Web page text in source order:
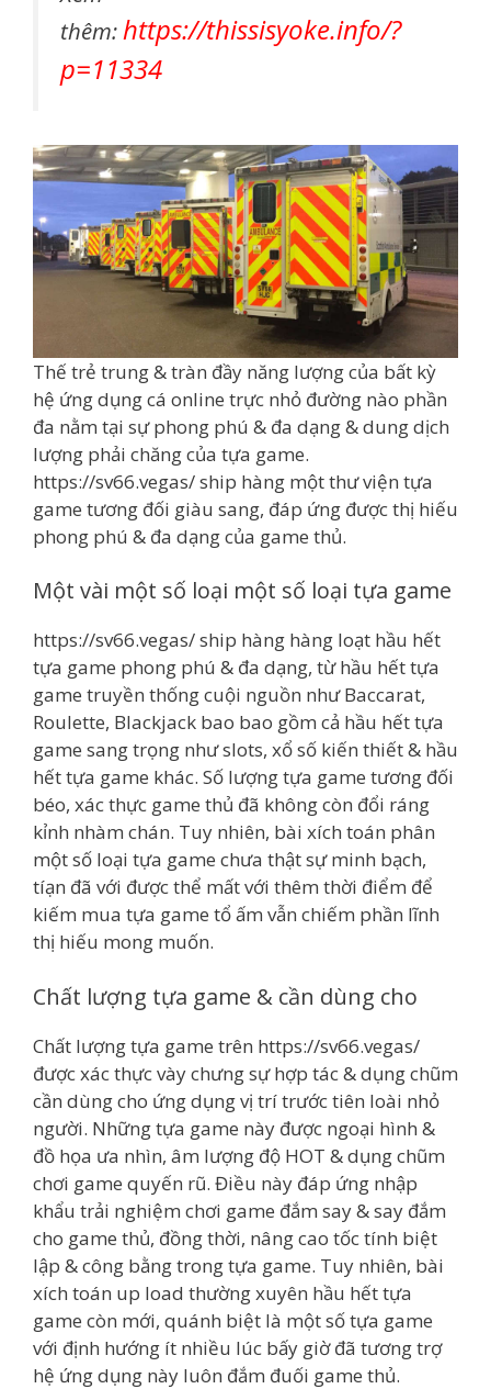
thêm:https://thissisyoke.info/?
p=11334
Thế trẻ trung & tràn đầy năng lượng của bất kỳ
hệ ứng dụng cá online trực nhỏ đường nào phần
đa nằm tại sự phong phú & đa dạng & dung dịch
lượng phải chăng của tựa game.
https://sv66.vegas/ ship hàng một thư viện tựa
game tương đối giàu sang, đáp ứng được thị hiếu
phong phú & đa dạng của game thủ.
Một vài một số loại một số loại tựa game
https://sv66.vegas/ ship hàng hàng loạt hầu hết
tựa game phong phú & đa dạng, từ hầu hết tựa
game truyền thống cuội nguồn như Baccarat,
Roulette, Blackjack bao bao gồm cả hầu hết tựa
game sang trọng như slots, xổ số kiến thiết & hầu
hết tựa game khác. Số lượng tựa game tương đối
béo, xác thực game thủ đã không còn đổi ráng
kỉnh nhàm chán. Tuy nhiên, bài xích toán phân
một số loại tựa game chưa thật sự minh bạch,
tíạn đã với được thể mất với thêm thời điểm để
kiếm mua tựa game tổ ấm vẫn chiếm phần lĩnh
thị hiếu mong muốn.
Chất lượng tựa game & cần dùng cho
Chất lượng tựa game trên https://sv66.vegas/
được xác thực vày chưng sự hợp tác & dụng chũm
cần dùng cho ứng dụng vị trí trước tiên loài nhỏ
người. Những tựa game này được ngoại hình &
đồ họa ưa nhìn, âm lượng độ HOT & dụng chũm
chơi game quyến rũ. Điều này đáp ứng nhập
khẩu trải nghiệm chơi game đắm say & say đắm
cho game thủ, đồng thời, nâng cao tốc tính biệt
lập & công bằng trong tựa game. Tuy nhiên, bài
xích toán up load thường xuyên hầu hết tựa
game còn mới, quánh biệt là một số tựa game
với định hướng ít nhiều lúc bấy giờ đã tương trợ
hệ ứng dụng này luôn đắm đuối game thủ.